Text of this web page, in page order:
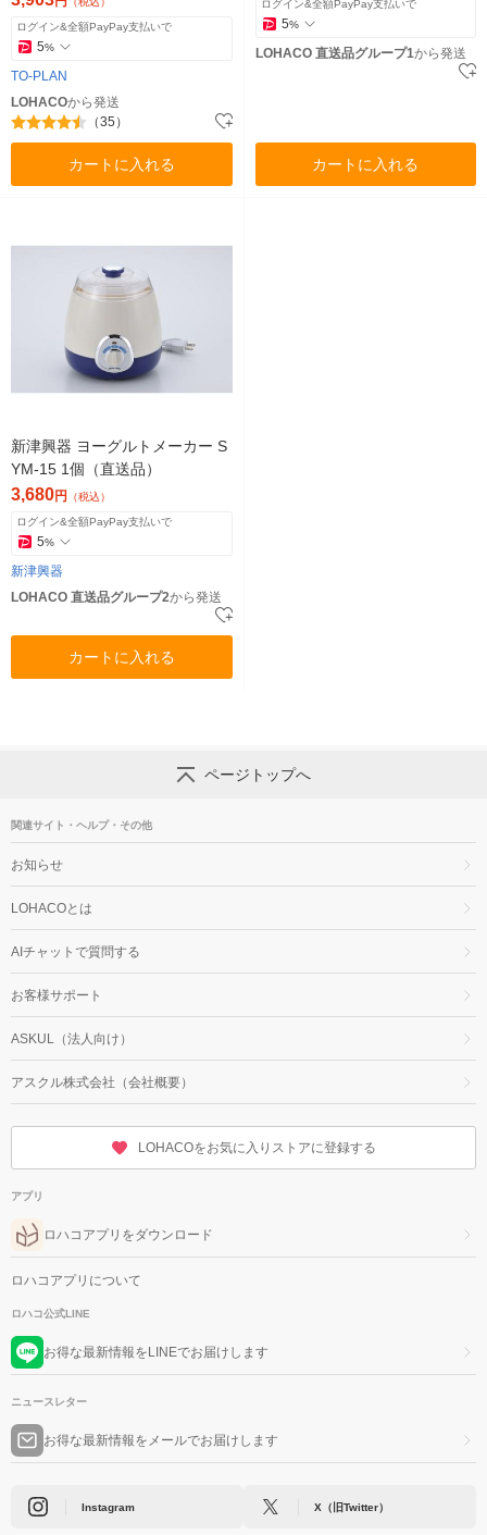
ログイン&全額PayPay支払いで
5%
TO-PLAN
LOHACOから発送
（35）
カートに入れる
ログイン&全額PayPay支払いで
5%
LOHACO 直送品グループ1から発送
カートに入れる
新津興器 ヨーグルトメーカー S
YM-15 1個（直送品）
3,680円 （税込）
ログイン&全額PayPay支払いで
5%
新津興器
LOHACO 直送品グループ2から発送
カートに入れる
ページトップへ
関連サイト・ヘルプ・その他
お知らせ
LOHACOとは
AIチャットで質問する
お客様サポート
ASKUL（法人向け）
アスクル株式会社（会社概要）
LOHACOをお気に入りストアに登録する
アプリ
ロハコアプリをダウンロード
ロハコアプリについて
ロハコ公式LINE
お得な最新情報をLINEでお届けします
ニュースレター
お得な最新情報をメールでお届けします
Instagram X（旧Twitter）